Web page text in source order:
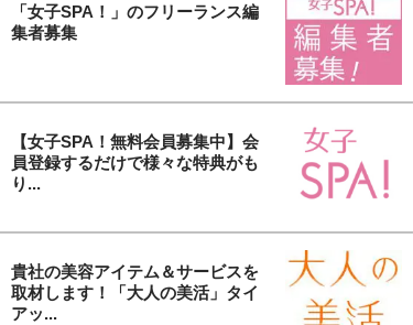
「女子SPA！」のフリーランス編
集者募集
【女子SPA！無料会員募集中】会
員登録するだけで様々な特典がも
り...
貴社の美容アイテム＆サービスを
取材します！「大人の美活」タイ
アッ...